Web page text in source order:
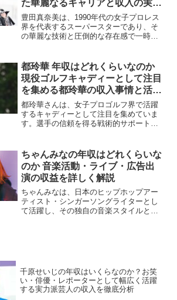
た華麗なるキャリアと収入の実態
に迫る
豊田真奈美は、1990年代の女子プロレス
界を代表するスーパースターであり、そ
の華麗な技術と圧倒的な存在感で一時代
収は現役時代とはまた異なる形で構成さ
れています。ここでは...
都玲華 年収はどれくらいなのか
現役ゴルフキャディーとして注目
を集める都玲華の収入事情と活躍
から見える将来性を徹底解説した
最新まとめ
都玲華さんは、女子プロゴルフ界で活躍
するキャディーとして注目を集めていま
す。選手の信頼を得る戦術的サポート力
を受けています。キャディーという職業
は意外と知られていない部...
ちゃんみなの年収はどれくらいな
のか 音楽活動・ライブ・広告出
演の収益を詳しく解説
ちゃんみなは、日本のヒップホップアー
ティスト・シンガーソングライターとし
て活躍し、その独自の音楽スタイルとカ
千原せいじの年収はいくらなのか？お笑
い・俳優・レポーターとして幅広く活躍
する実力派芸人の収入を徹底分析